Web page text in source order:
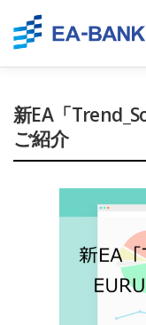
content
新EA「
ご紹介